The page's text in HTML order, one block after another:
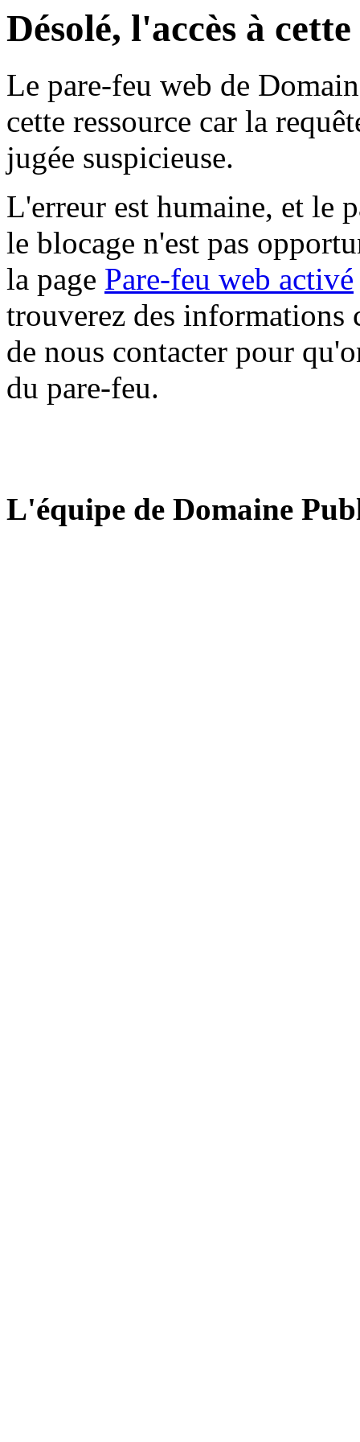
Désolé, l'accès à
Le pare-feu web de
cette ressource car la
jugée suspicieuse.
L'erreur est humaine, et le
le blocage n'est pas
la page Pare-feu web activé
trouverez des informations
de nous contacter pour
du pare-feu.
L'équipe de Domaine